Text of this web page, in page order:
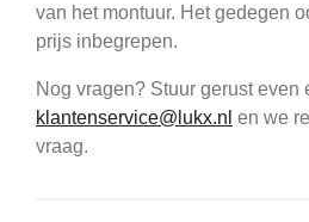
van het montuur. Het gedegen
prijs inbegrepen.
Nog vragen? Stuur gerust even
klantenservice@lukx.nl en we
vraag.